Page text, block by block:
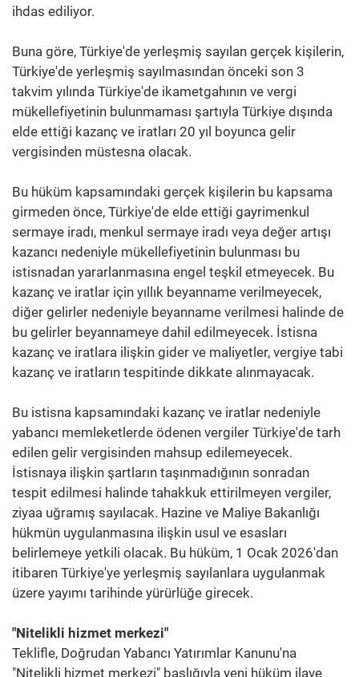
ihdas ediliyor.
Buna göre, Türkiye'de yerleşmiş sayılan gerçek kişilerin,
Türkiye'de yerleşmiş sayılmasından önceki son 3
takvim yılında Türkiye'de ikametgahının ve vergi
mükellefiyetinin bulunmaması şartıyla Türkiye dışında
elde ettiği kazanç ve iratları 20 yıl boyunca gelir
vergisinden müstesna olacak.
Bu hüküm kapsamındaki gerçek kişilerin bu kapsama
girmeden önce, Türkiye'de elde ettiği gayrimenkul
sermaye iradı, menkul sermaye iradı veya değer artışı
kazancı nedeniyle mükellefiyetinin bulunması bu
istisnadan yararlanmasına engel teşkil etmeyecek. Bu
kazanç ve iratlar için yıllık beyanname verilmeyecek,
diğer gelirler nedeniyle beyanname verilmesi halinde de
bu gelirler beyannameye dahil edilmeyecek. İstisna
kazanç ve iratlara ilişkin gider ve maliyetler, vergiye tabi
kazanç ve iratların tespitinde dikkate alınmayacak.
Bu istisna kapsamındaki kazanç ve iratlar nedeniyle
yabancı memleketlerde ödenen vergiler Türkiye'de tarh
edilen gelir vergisinden mahsup edilemeyecek.
İstisnaya ilişkin şartların taşınmadığının sonradan
tespit edilmesi halinde tahakkuk ettirilmeyen vergiler,
ziyaa uğramış sayılacak. Hazine ve Maliye Bakanlığı
hükmün uygulanmasına ilişkin usul ve esasları
belirlemeye yetkili olacak. Bu hüküm, 1 Ocak 2026'dan
itibaren Türkiye'ye yerleşmiş sayılanlara uygulanmak
üzere yayımı tarihinde yürürlüğe girecek.
"Nitelikli hizmet merkezi"
Teklifle, Doğrudan Yabancı Yatırımlar Kanunu'na
"Nitelikli hizmet merkezi" başlığıyla yeni hüküm ilave